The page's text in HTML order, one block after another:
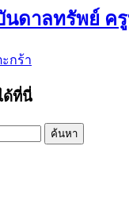
นดาลทรัพย์ ค
กร้า
ด้ที่นี่
ค้นหา